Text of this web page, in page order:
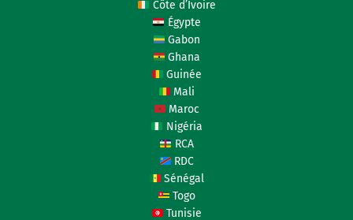
Côte d’Ivoire
Égypte
Gabon
Ghana
Guinée
Mali
Maroc
Nigéria
RCA
RDC
Sénégal
Togo
Tunisie